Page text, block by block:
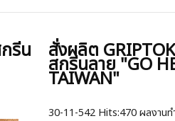
รีน สั่งผลิต
สกรีนลาย "GO
TAIWAN"
30-11-542 Hits:470 ผลงานท